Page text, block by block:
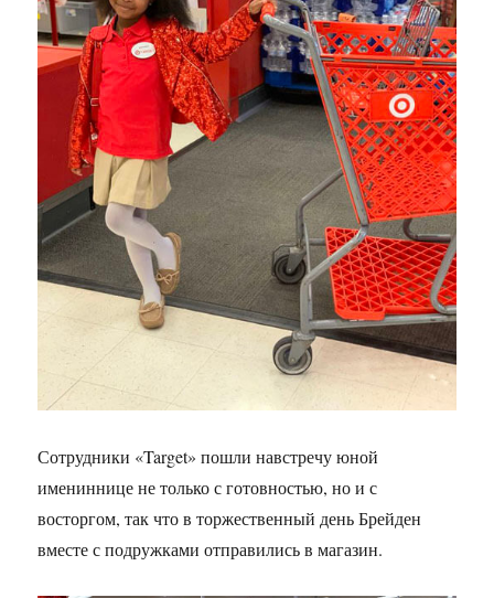
Сотрудники «Target» пошли навстречу юной
имениннице не только с готовностью, но и с
восторгом, так что в торжественный день Брейден
вместе с подружками отправились в магазин.